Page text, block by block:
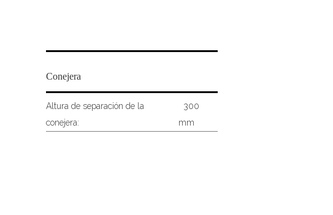
Conejera
Altura de separación de la
conejera:
300
mm